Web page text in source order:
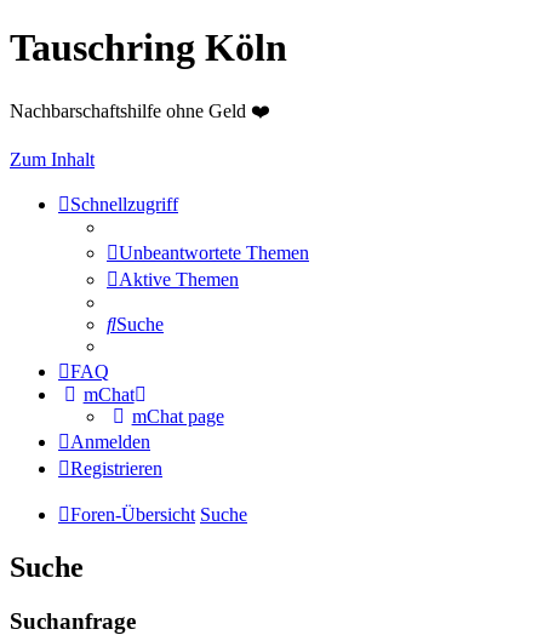
Tauschring Köln
Nachbarschaftshilfe ohne Geld ❤️
Zum Inhalt
Schnellzugriff
Unbeantwortete Themen
Aktive Themen
Suche
FAQ
mChat
mChat page
Anmelden
Registrieren
Foren-Übersicht Suche
Suche
Suchanfrage